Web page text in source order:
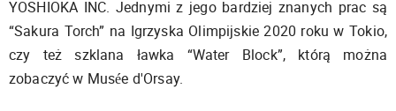
YOSHIOKA INC. Jednymi z jego bardziej znanych prac są
“Sakura Torch” na Igrzyska Olimpijskie 2020 roku w Tokio,
czy też szklana ławka “Water Block”, którą można
zobaczyć w Musée d'Orsay.